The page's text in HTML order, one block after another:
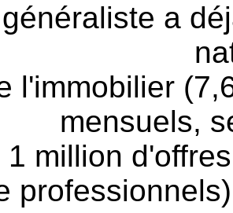
a
l'immobilier
mensuels,
1 million